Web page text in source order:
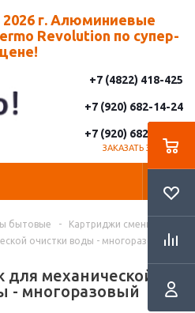
г. Алюминиевые
Revolution по супер-
цене!
+7 (4822) 418-425
+7 (920) 682-14-24
+7 (920) 682-14-25
ЗАКАЗАТЬ ЗВОНОК
бытовые - Картриджи сменные
очистки воды - многоразовый
механической
- многоразовый